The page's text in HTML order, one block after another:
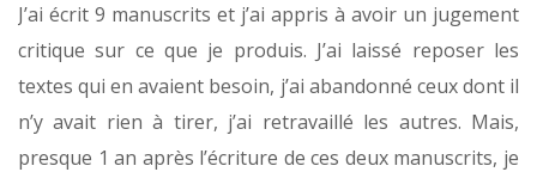
J’ai écrit 9 manuscrits et j’ai appris à avoir un jugement
critique sur ce que je produis. J’ai laissé reposer les
textes qui en avaient besoin, j’ai abandonné ceux dont il
n’y avait rien à tirer, j’ai retravaillé les autres. Mais,
presque 1 an après l’écriture de ces deux manuscrits, je